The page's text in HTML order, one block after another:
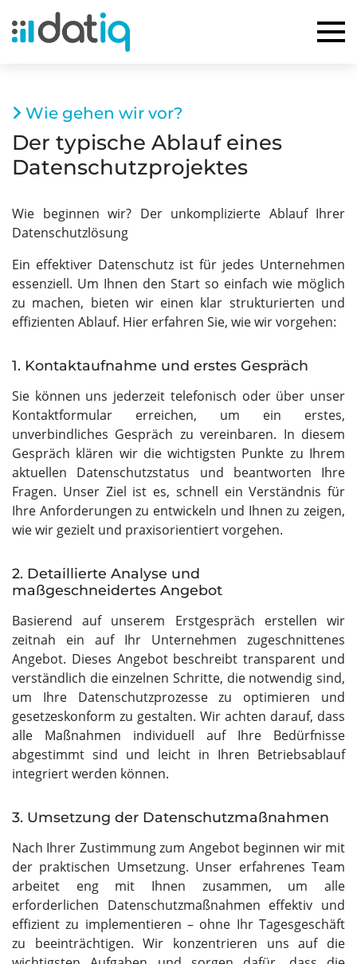
Der typische Ablauf eines
Datenschutzprojektes
Wie gehen wir vor?
Wie beginnen wir? Der unkomplizierte Ablauf Ihrer
Datenschutzlösung
Ein effektiver Datenschutz ist für jedes Unternehmen
essenziell. Um Ihnen den Start so einfach wie möglich
zu machen, bieten wir einen klar strukturierten und
effizienten Ablauf. Hier erfahren Sie, wie wir vorgehen:
1. Kontaktaufnahme und erstes Gespräch
Sie können uns jederzeit telefonisch oder über unser
Kontaktformular erreichen, um ein erstes,
unverbindliches Gespräch zu vereinbaren. In diesem
Gespräch klären wir die wichtigsten Punkte zu Ihrem
aktuellen Datenschutzstatus und beantworten Ihre
Fragen. Unser Ziel ist es, schnell ein Verständnis für
Ihre Anforderungen zu entwickeln und Ihnen zu zeigen,
wie wir gezielt und praxisorientiert vorgehen.
2. Detaillierte Analyse und
maßgeschneidertes Angebot
Basierend auf unserem Erstgespräch erstellen wir
zeitnah ein auf Ihr Unternehmen zugeschnittenes
Angebot. Dieses Angebot beschreibt transparent und
verständlich die einzelnen Schritte, die notwendig sind,
um Ihre Datenschutzprozesse zu optimieren und
gesetzeskonform zu gestalten. Wir achten darauf, dass
alle Maßnahmen individuell auf Ihre Bedürfnisse
abgestimmt sind und leicht in Ihren Betriebsablauf
integriert werden können.
3. Umsetzung der Datenschutzmaßnahmen
Nach Ihrer Zustimmung zum Angebot beginnen wir mit
der praktischen Umsetzung. Unser erfahrenes Team
arbeitet eng mit Ihnen zusammen, um alle
erforderlichen Datenschutzmaßnahmen effektiv und
effizient zu implementieren – ohne Ihr Tagesgeschäft
zu beeinträchtigen. Wir konzentrieren uns auf die